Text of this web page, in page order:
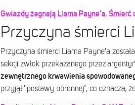
Gwiazdy żegnają Liama Payne’a. Śmierć
Przyczyna śmierci
Przyczyna śmierci Liama Payne'a
sekcji zwłok przekazanego przez
zewnętrznego krwawienia
przyjął ''postawy obronnej", co oznacza,